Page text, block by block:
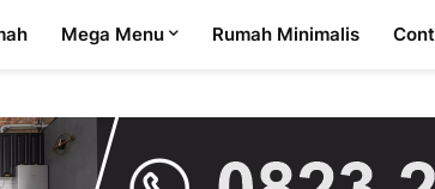
Mega Menu Rumah Minimalis